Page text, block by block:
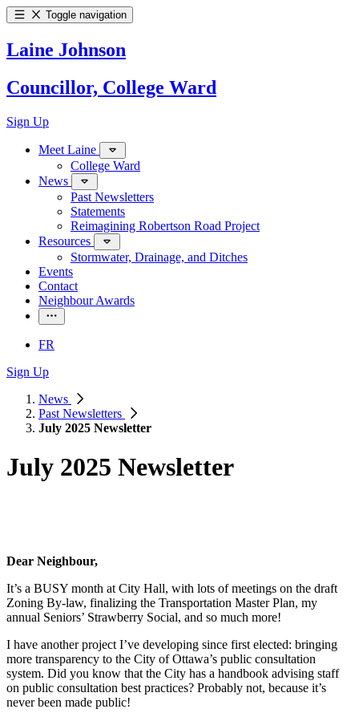
Toggle navigation
Laine Johnson
Councillor, College Ward
Sign Up
Meet Laine
College Ward
News
Past Newsletters
Statements
Reimagining Robertson Road Project
Resources
Stormwater, Drainage, and Ditches
Events
Contact
Neighbour Awards
FR
Sign Up
News
Past Newsletters
July 2025 Newsletter
July 2025 Newsletter
Dear Neighbour,
It’s a BUSY month at City Hall, with lots of meetings on the draft
Zoning By-law, finalizing the Transportation Master Plan, my
annual Seniors’ Strawberry Social, and so much more!
I have another project I’ve developing since first elected: bringing
more transparency to the City of Ottawa’s public consultation
system. Did you know that the City has a handbook advising staff
on public consultation best practices? Probably not, because it’s
never been made public!